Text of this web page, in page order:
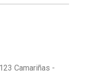
Camariñas -